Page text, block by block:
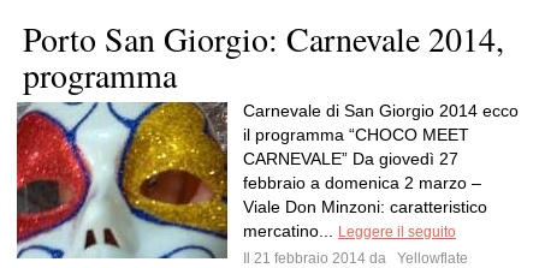
Porto San Giorgio: Carnevale 2014,
programma
Carnevale di San Giorgio 2014 ecco
il programma “CHOCO MEET
CARNEVALE” Da giovedì 27
febbraio a domenica 2 marzo –
Viale Don Minzoni: caratteristico
mercatino...
Leggere il seguito
Il 21 febbraio 2014 da
Yellowflate